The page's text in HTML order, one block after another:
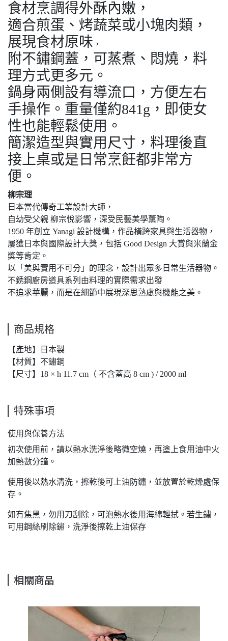
食材烹調得外酥內嫩，
適合煎蛋、烤蔬菜或小塊肉類，
展現食材原味 ，
附不鏽鋼蓋，可蒸煮、悶燒，料
理方式更多元。
鍋身兩側設有導流口，方便左右
手操作。重量僅約841g，即使女
性也能輕鬆使用。
簡潔造型與實用尺寸，料理後直
接上桌或是日常烹飪都非常方
便。
柳宗理
日本當代傳奇工業設計大師，
自幼受父親 柳宗悅影響，深受民藝美學薰陶。
1950 年創立 Yanagi 設計機構，作品橫跨家具與生活器物，
屢獲日本與國際設計大獎，包括 Good Design 大賞與米蘭金
獎等肯定。
以「美與實用不可分」的理念，設計出眾多日常生活器物。
不銹鋼廚房道具系列由料理的實際需求出發
不追求華麗，而是在細節中展現深思熟慮與機能之美。
商品規格
【產地】日本製
【材質】不鏽鋼
【尺寸】18 × h 11.7 cm（ 不含蓋高 8 cm ) / 2000 ml
特殊事項
使用與保養方法
初次使用前，請以熱水洗淨後略微空燒，再塗上食用油中火
加熱數分鐘。
使用後以熱水清洗，擦乾後可上油防鏽，並放置於乾燥處保
存。
如有焦黑，勿用刀刮除，可泡熱水後用海綿輕拭。若生鏽，
可用鋼絲刷除鏽，洗淨後擦乾上油保存
相關商品